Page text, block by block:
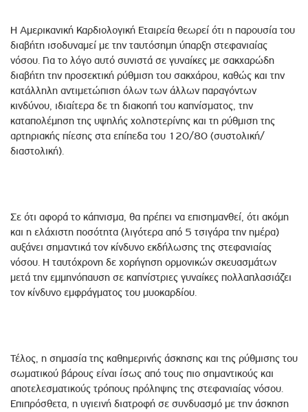
Η Αμερικανική Καρδιολογική Εταιρεία θεωρεί ότι η παρουσία του
διαβήτη ισοδυναμεί με την ταυτόσημη ύπαρξη στεφανιαίας
νόσου. Για το λόγο αυτό συνιστά σε γυναίκες με σακχαρώδη
διαβήτη την προσεκτική ρύθμιση του σακχάρου, καθώς και την
κατάλληλη αντιμετώπιση όλων των άλλων παραγόντων
κινδύνου, ιδιαίτερα δε τη διακοπή του καπνίσματος, την
καταπολέμηση της υψηλής χοληστερίνης και τη ρύθμιση της
αρτηριακής πίεσης στα επίπεδα του 120/80 (συστολική/
διαστολική).
Σε ότι αφορά το κάπνισμα, θα πρέπει να επισημανθεί, ότι ακόμη
και η ελάχιστη ποσότητα (λιγότερα από 5 τσιγάρα την ημέρα)
αυξάνει σημαντικά τον κίνδυνο εκδήλωσης της στεφανιαίας
νόσου. Η ταυτόχρονη δε χορήγηση ορμονικών σκευασμάτων
μετά την εμμηνόπαυση σε καπνίστριες γυναίκες πολλαπλασιάζει
τον κίνδυνο εμφράγματος του μυοκαρδίου.
Τέλος, η σημασία της καθημερινής άσκησης και της ρύθμισης του
σωματικού βάρους είναι ίσως από τους πιο σημαντικούς και
αποτελεσματικούς τρόπους πρόληψης της στεφανιαίας νόσου.
Επιπρόσθετα, η υγιεινή διατροφή σε συνδυασμό με την άσκηση